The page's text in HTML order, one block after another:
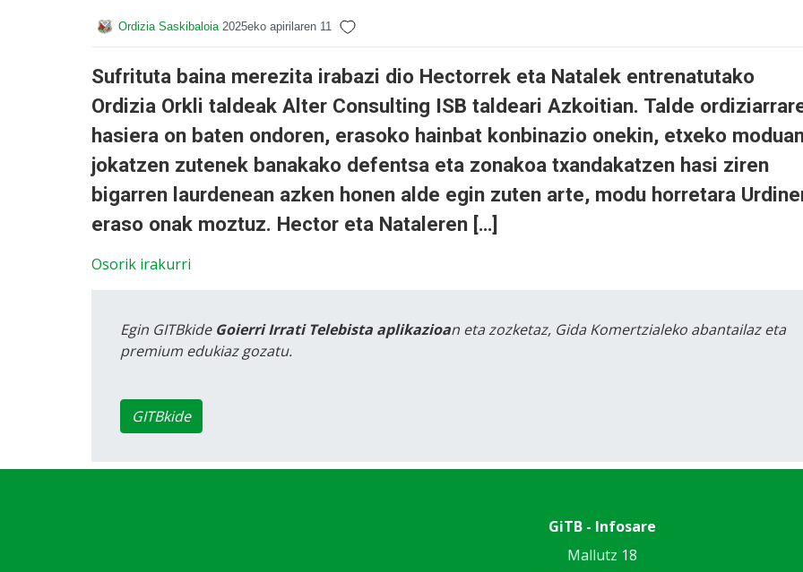
Ordizia Saskibaloia 2025eko apirilaren 11
Sufrituta baina merezita irabazi dio Hectorrek eta Natalek entrenatutako
Ordizia Orkli taldeak Alter Consulting ISB taldeari Azkoitian. Talde
hasiera on baten ondoren, erasoko hainbat konbinazio onekin, etxeko
jokatzen zutenek banakako defentsa eta zonakoa txandakatzen hasi ziren
bigarren laurdenean azken honen alde egin zuten arte, modu horretara
eraso onak moztuz. Hector eta Nataleren […]
Osorik irakurri
Egin GITBkide Goierri Irrati Telebista aplikazioan eta zozketaz, Gida Komertzialeko abantailaz eta
premium edukiaz gozatu.
GITBkide
GiTB - Infosare
Mallutz 18